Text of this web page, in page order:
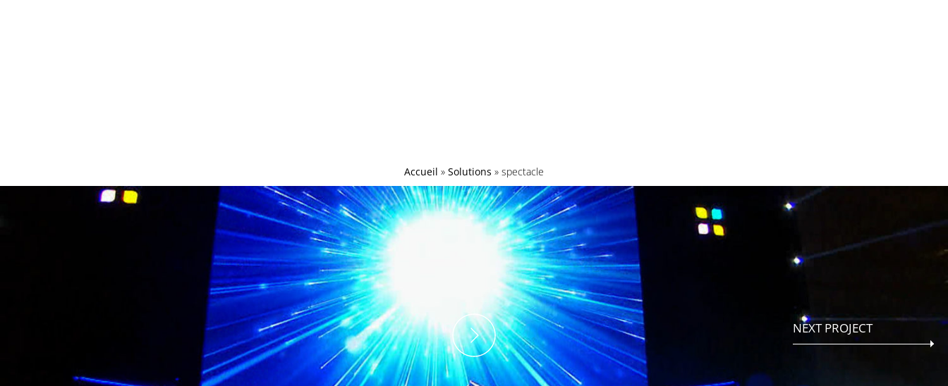
Accueil » Solutions » spectacle
NEXT PROJECT